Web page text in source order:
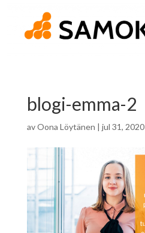
blogi-emma-2
avOona Löytänen | jul 31, 2020